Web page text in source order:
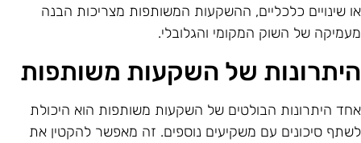
שינויים כלכליים, ההשקעות המשותפות מצריכות הבנה
של השוק המקומי והגלובלי.
של השקעות משותפות
היתרונות הבולטים של השקעות משותפות הוא היכולת
סיכונים עם משקיעים נוספים. זה מאפשר להקטין את